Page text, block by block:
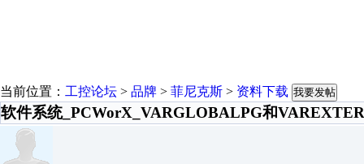
当前位置： 工控论坛 > 品牌 > 菲尼克斯 > 资料下载 我要发帖
软件系统_PCWorX_VARGLOBALPG和